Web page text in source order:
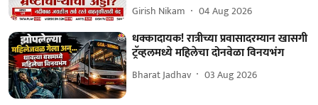
Girish Nikam 04 Aug 2026
धक्कादायक! रात्रीच्या प्रवासादरम्यान खासगी
ट्रॅव्हलमध्ये महिलेचा दोनवेळा विनयभंग
Bharat Jadhav 03 Aug 2026